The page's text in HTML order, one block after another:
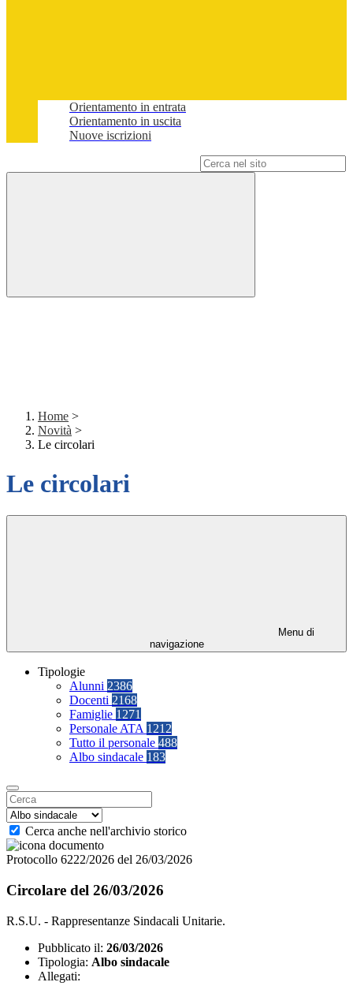
Orientamento in entrata
Orientamento in uscita
Nuove iscrizioni
Home >
Novità >
Le circolari
Le circolari
Menu di
navigazione
Tipologie
Alunni 2386
Docenti 2168
Famiglie 1271
Personale ATA 1212
Tutto il personale 488
Albo sindacale 183
Cerca anche nell'archivio storico
Protocollo 6222/2026 del 26/03/2026
Circolare del 26/03/2026
R.S.U. - Rappresentanze Sindacali Unitarie.
Pubblicato il: 26/03/2026
Tipologia: Albo sindacale
Allegati: